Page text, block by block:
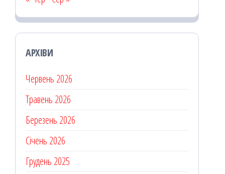
АРХІВИ
Червень 2026
Травень 2026
Березень 2026
Січень 2026
Грудень 2025